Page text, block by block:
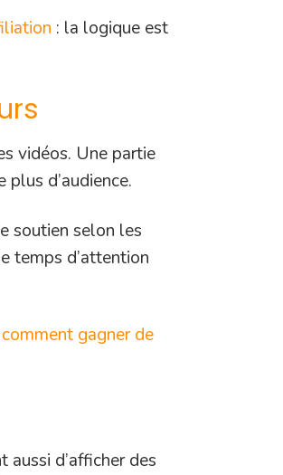
: la logique est
vidéos. Une partie
d’audience.
soutien selon les
temps d’attention
comment gagner de
d’afficher des